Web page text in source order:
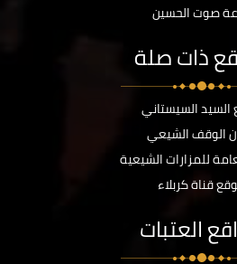
صوت الحسين
ذات صلة
السيستاني
الوقف الشيعي
للمزارات الشيعية
قناة كربلاء
العتبات